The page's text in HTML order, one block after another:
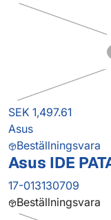
SEK 1,497.61
Asus
Beställningsvara
Asus IDE
17-013130709
Beställningsvara